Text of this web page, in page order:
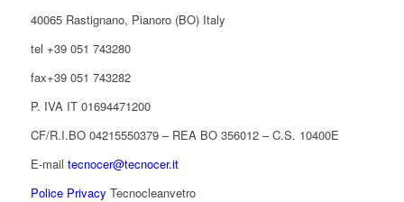
40065 Rastignano, Pianoro (BO) Italy
tel +39 051 743280
fax+39 051 743282
P. IVA IT 01694471200
CF/R.I.BO 04215550379 – REA BO 356012 – C.S. 10400E
E-mail tecnocer@tecnocer.it
Police Privacy Tecnocleanvetro